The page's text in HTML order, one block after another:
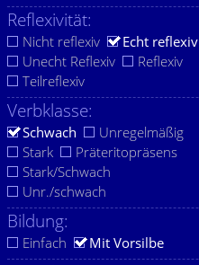
Reflexivität:
Nicht reflexiv
Echt reflexiv
Unecht Reflexiv
Reflexiv
Teilreflexiv
Verbklasse:
Schwach
Unregelmäßig
Stark
Präteritopräsens
Stark/Schwach
Unr./schwach
Bildung:
Einfach Mit Vorsilbe